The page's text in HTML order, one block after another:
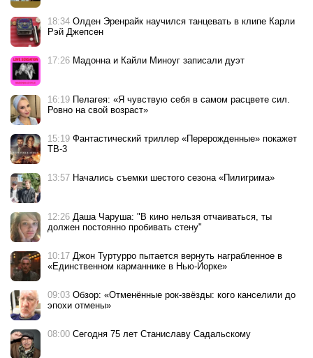
18:34 Олден Эренрайк научился танцевать в клипе Карли
Рэй Джепсен
17:26 Мадонна и Кайли Миноуг записали дуэт
16:19 Пелагея: «Я чувствую себя в самом расцвете сил.
Ровно на свой возраст»
15:19 Фантастический триллер «Перерожденные» покажет
ТВ-3
13:57 Начались съемки шестого сезона «Пилигрима»
12:26 Даша Чаруша: "В кино нельзя отчаиваться, ты
должен постоянно пробивать стену"
10:17 Джон Туртурро пытается вернуть награбленное в
«Единственном карманнике в Нью-Йорке»
09:03 Обзор: «Отменённые рок-звёзды: кого канселили до
эпохи отмены»
08:00 Сегодня 75 лет Станиславу Садальскому